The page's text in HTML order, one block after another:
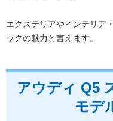
エクステリアやインテリア
ックの魅力と言えます。
アウディ Q5
モデ